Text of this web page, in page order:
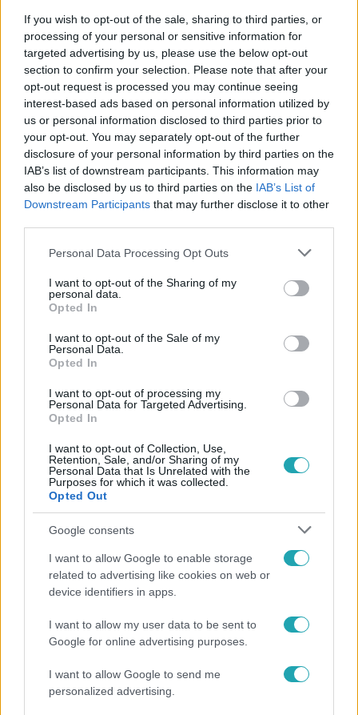
If you wish to opt-out of the sale, sharing to third parties, or
processing of your personal or sensitive information for
targeted advertising by us, please use the below opt-out
section to confirm your selection. Please note that after your
opt-out request is processed you may continue seeing
interest-based ads based on personal information utilized by
us or personal information disclosed to third parties prior to
your opt-out. You may separately opt-out of the further
disclosure of your personal information by third parties on the
IAB’s list of downstream participants. This information may
also be disclosed by us to third parties on the IAB’s List of
Downstream Participants that may further disclose it to other
Please note that this website/app uses one or more Google
not limited to your visit or usage behaviour. You may click to
grant or deny consent to Google and its third-party tags to
use your data for below specified purposes in below Google
consent section.
Personal Data Processing Opt Outs
I want to opt-out of the Sharing of my
personal data.
Opted In
I want to opt-out of the Sale of my
Personal Data.
Opted In
I want to opt-out of processing my
Personal Data for Targeted Advertising.
Opted In
I want to opt-out of Collection, Use,
Retention, Sale, and/or Sharing of my
Personal Data that Is Unrelated with the
Purposes for which it was collected.
Opted Out
Google consents
I want to allow Google to enable storage
related to advertising like cookies on web or
device identifiers in apps.
I want to allow my user data to be sent to
Google for online advertising purposes.
I want to allow Google to send me
personalized advertising.
Kövess minket, és értesülj a friss hírekről a
Facebookon is!
A RENITENS #RTL
SOROZAT #PREMIER #RTL PLUSZ JENEY LUCA
Népszerű